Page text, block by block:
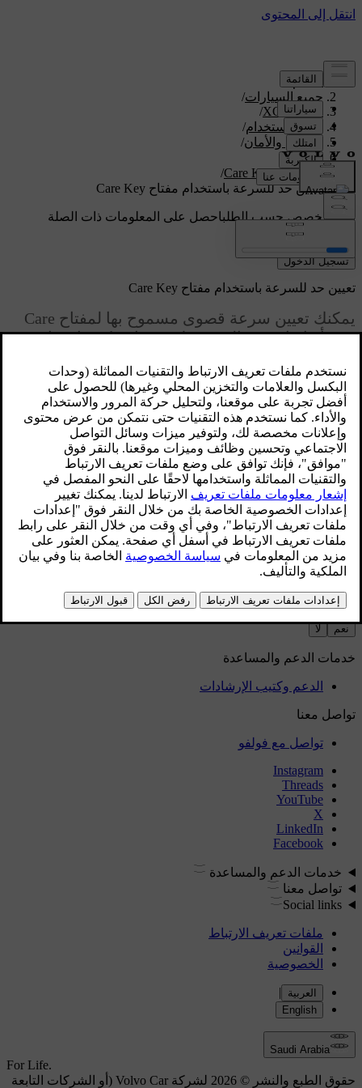
الدعم/
جميع السيارات/
XC60 2027
/
دليل الاستخدام/
الدخول والأمان/
المفاتيح
المفتاح Care Key
/
تعيين حد للسرعة باستخدام مفتاح Care Key
دعم مخصص حسب الطلباحصل على المعلومات ذات الصلة
بسيارتك الخاصة.
تسجيل الدخول
محدّث ٠١‏/٠٨‏/٢٠٢٥
تعيين حد للسرعة باستخدام مفتاح Care Key
يمكنك تعيين سرعة قصوى مسموح بها لمفتاح Care
Key أو إيقاف حد السرعة لاستخدامه كمفتاح عادي.
تأكد من فتح السيارة باستخدام مفتاح عادي أو المفتاح بدون أزرار
للوصول إلى إعدادات تحديد السرعة.
اضغط على رمز السيارة
في الشريط السفلي وانتقل إلى
الإعدادات
انتقل إلىملفات التعريف→
Care key
.
فعّل حد السرعة واختر السرعة القصوى المطلوبة.
سيظهر رمز تحديد السرعة على شاشة العرض الخاصة بالسائق.
إنّ الخط المنقّط باللون الأصفر في عدّاد السرعة يعرض حدّ
السرعة الحالي.
هل ساعد هذا؟
نعم لا